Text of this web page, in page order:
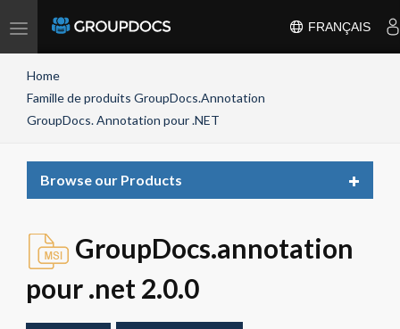
Toggle
FRANÇAIS
Home
Famille de produits GroupDocs.Annotation
GroupDocs. Annotation pour .NET
Browse our Products
Toggle
GroupDocs.annotation
pour .net 2.0.0